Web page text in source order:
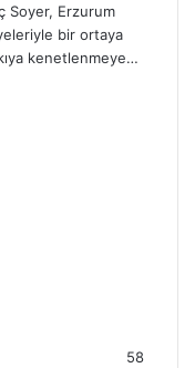
Soyer, Erzurum
bir ortaya
kenetlenmeye…
58